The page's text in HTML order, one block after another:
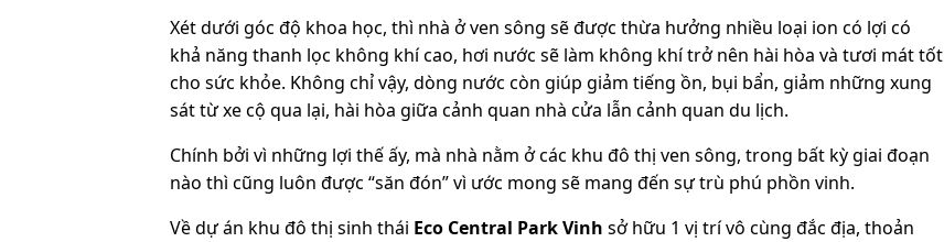
Xét dưới góc độ khoa học, thì nhà ở ven sông sẽ được thừa hưởng nhiều loại ion có lợi có
khả năng thanh lọc không khí cao, hơi nước sẽ làm không khí trở nên hài hòa và tươi mát tốt
cho sức khỏe. Không chỉ vậy, dòng nước còn giúp giảm tiếng ồn, bụi bẩn, giảm những xung
sát từ xe cộ qua lại, hài hòa giữa cảnh quan nhà cửa lẫn cảnh quan du lịch.
Chính bởi vì những lợi thế ấy, mà nhà nằm ở các khu đô thị ven sông, trong bất kỳ giai đoạn
nào thì cũng luôn được “săn đón” vì ước mong sẽ mang đến sự trù phú phồn vinh.
Về dự án khu đô thị sinh thái Eco Central ParkVinh sở hữu 1 vị trí vô cùng đắc địa, thoản